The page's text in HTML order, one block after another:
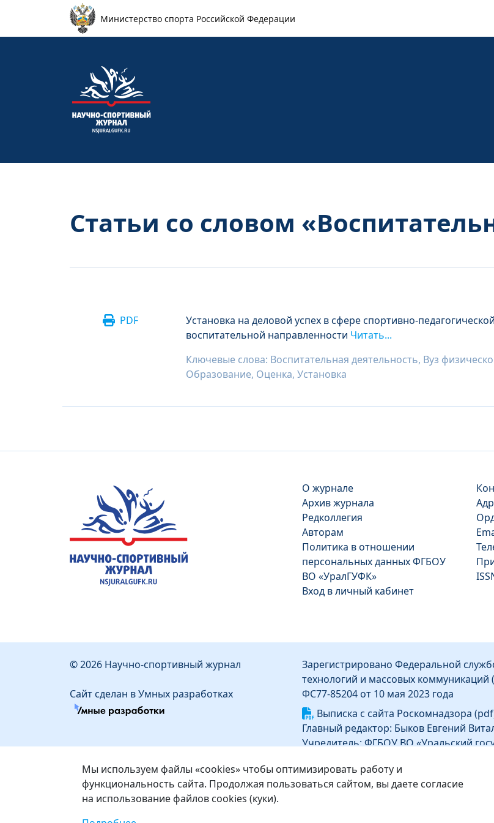
Перейти к основному содержанию
Министерство спорта Российской Федерации
Статьи со словом
PDF
Установка на деловой успех в сфере спортивно-
воспитательной направленности Читать...
Ключевые слова: Воспитательная деятельность, Вуз
Образование, Оценка, Установка
О журнале
Архив журнала
Редколлегия
Авторам
Политика в отношении
персональных данных ФГБОУ
ВО «УралГУФК»
Вход в личный кабинет
© 2026 Научно-спортивный журнал
Сайт сделан в Умных разработках
Зарегистрировано Федеральной
технологий и массовых
ФС77-85204 от 10 мая 2023 года
Выписка с сайта Роскомнадзора
Главный редактор: Быков Евгений
Учредитель: ФГБОУ ВО «Уральский
Информация об издателе
Издатель: Федеральное
высшего образования «Уральский
Мы используем файлы «cookies» чтобы оптимизировать работу и
функциональность сайта. Продолжая пользоваться сайтом, вы даете согласие
на использование файлов cookies (куки).